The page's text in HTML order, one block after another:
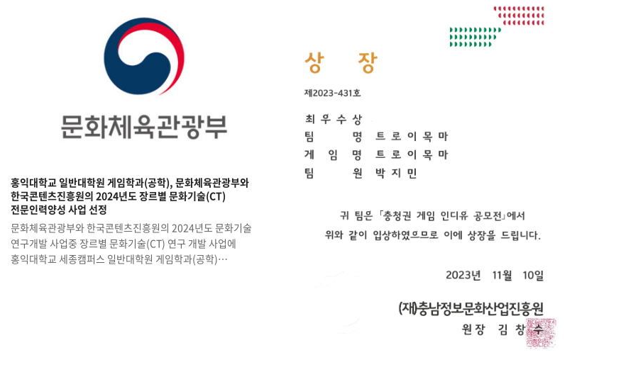
홍익대학교 일반대학원 게임학과(공학), 문화체육관광부와
한국콘텐츠진흥원의 2024년도 장르별 문화기술(CT)
전문인력양성 사업 선정
문화체육관광부와 한국콘텐츠진흥원의 2024년도 문화기술
연구개발 사업중 장르별 문화기술(CT) 연구 개발 사업에
홍익대학교 세종캠퍼스 일반대학원 게임학과(공학)…